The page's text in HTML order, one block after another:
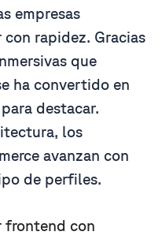
empresas
rapidez. Gracias
que
ha convertido en
destacar.
los
avanzan con
de perfiles.
frontend con